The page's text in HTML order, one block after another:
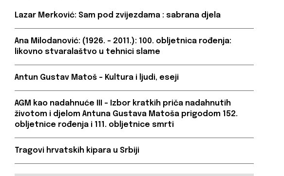
Lazar Merković: Sam pod zvijezdama : sabrana djela
Ana Milodanović: (1926. – 2011.): 100. obljetnica rođenja:
likovno stvaralaštvo u tehnici slame
Antun Gustav Matoš – Kultura i ljudi, eseji
AGM kao nadahnuće III – Izbor kratkih priča nadahnutih
životom i djelom Antuna Gustava Matoša prigodom 152.
obljetnice rođenja i 111. obljetnice smrti
Tragovi hrvatskih kipara u Srbiji